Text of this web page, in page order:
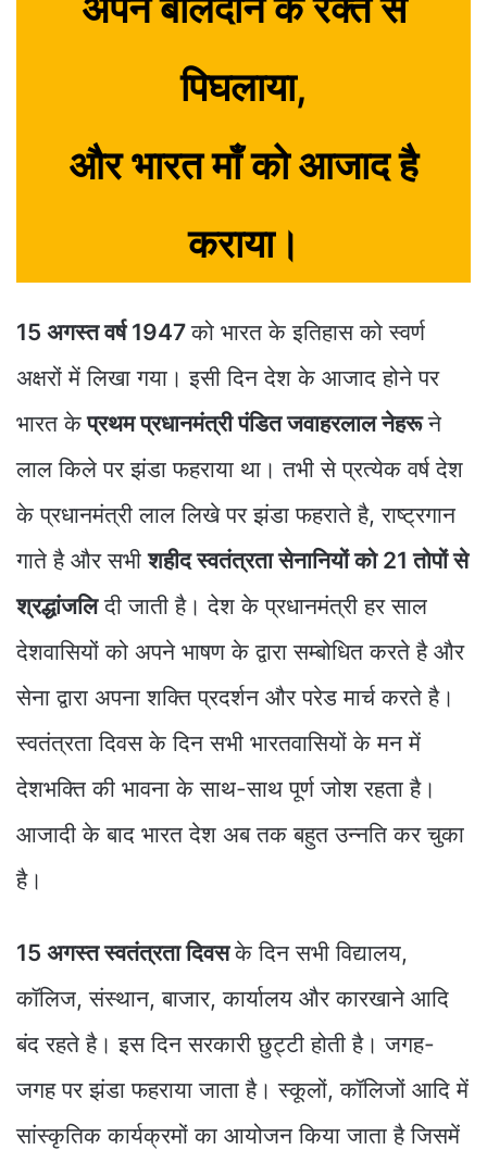
पिघलाया,
और भारत माँ को आजाद है
कराया।
15 अगस्त वर्ष 1947को भारत के इतिहास को स्वर्ण
अक्षरों में लिखा गया। इसी दिन देश के आजाद होने पर
भारत केप्रथम प्रधानमंत्री पंडित जवाहरलाल नेहरूने
लाल किले पर झंडा फहराया था। तभी से प्रत्येक वर्ष देश
के प्रधानमंत्री लाल लिखे पर झंडा फहराते है, राष्ट्रगान
गाते है और सभीशहीद स्वतंत्रता सेनानियों को 21 तोपों से
श्रद्धांजलिदी जाती है। देश के प्रधानमंत्री हर साल
देशवासियों को अपने भाषण के द्वारा सम्बोधित करते है और
सेना द्वारा अपना शक्ति प्रदर्शन और परेड मार्च करते है।
स्वतंत्रता दिवस के दिन सभी भारतवासियों के मन में
देशभक्ति की भावना के साथ-साथ पूर्ण जोश रहता है।
आजादी के बाद भारत देश अब तक बहुत उन्नति कर चुका
है।
15 अगस्त स्वतंत्रता दिवसके दिन सभी विद्यालय,
कॉलिज, संस्थान, बाजार, कार्यालय और कारखाने आदि
बंद रहते है। इस दिन सरकारी छुट्टी होती है। जगह-
जगह पर झंडा फहराया जाता है। स्कूलों, कॉलिजों आदि में
सांस्कृतिक कार्यक्रमों का आयोजन किया जाता है जिसमें